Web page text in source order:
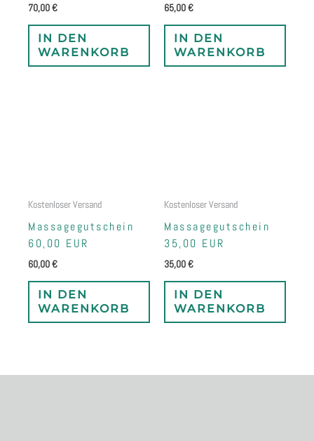
70,00€
IN DEN
WARENKORB
65,00€
IN DEN
WARENKORB
Kostenloser Versand
Massagegutschein
60,00 EUR
60,00€
IN DEN
WARENKORB
Kostenloser Versand
Massagegutschein
35,00 EUR
35,00€
IN DEN
WARENKORB